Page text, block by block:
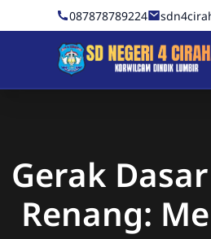
Skip to Content087878789224
Sekolah
Gerak
Renang: